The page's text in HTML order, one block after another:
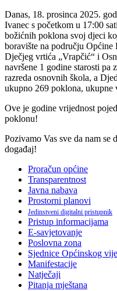
Danas, 18. prosinca 2025.
Ivanec s početkom u 17:00
božićnih poklona svoj djeci
boravište na području
Dječjeg vrtića „Vrapčić“ i
navršene 1 godine starosti pa
razreda osnovnih škola, a
ukupno 269 poklona, ukupne
Ove je godine vrijednost
poklonu!
Pozivamo Vas sve da nam se
događaj!
Proračun općine
Transparentnost
Javna nabava
Prostorni planovi
Jedinstveni digitalni pristupnik
Pristup informacijama
E-savjetovanje
Poslovna zona
Sjednice Općinskog
Manifestacije
Natječaji
Pitanja mještana